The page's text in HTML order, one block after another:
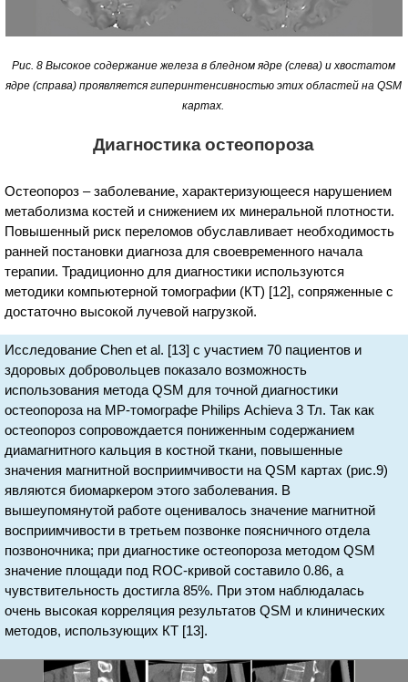
Рис. 8 Высокое содержание железа в бледном ядре (слева) и хвостатом
ядре (справа) проявляется гиперинтенсивностью этих областей на QSM
картах.
Диагностика остеопороза
Остеопороз – заболевание, характеризующееся нарушением
метаболизма костей и снижением их минеральной плотности.
Повышенный риск переломов обуславливает необходимость
ранней постановки диагноза для своевременного начала
терапии. Традиционно для диагностики используются
методики компьютерной томографии (КТ) [12], сопряженные с
достаточно высокой лучевой нагрузкой.
Исследование Chen et al. [13] с участием 70 пациентов и
здоровых добровольцев показало возможность
использования метода QSM для точной диагностики
остеопороза на МР-томографе Philips Achieva 3 Тл. Так как
остеопороз сопровождается пониженным содержанием
диамагнитного кальция в костной ткани, повышенные
значения магнитной восприимчивости на QSM картах (рис.9)
являются биомаркером этого заболевания. В
вышеупомянутой работе оценивалось значение магнитной
восприимчивости в третьем позвонке поясничного отдела
позвоночника; при диагностике остеопороза методом QSM
значение площади под ROC-кривой составило 0.86, а
чувствительность достигла 85%. При этом наблюдалась
очень высокая корреляция результатов QSM и клинических
методов, использующих КТ [13].